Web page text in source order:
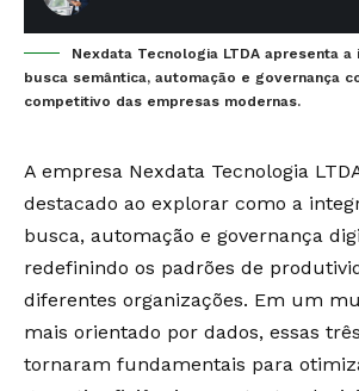
Nexdata Tecnologia LTDA apresenta
busca semântica, automação e governança
competitivo das empresas modernas.
A empresa Nexdata Tecnologia
destacado ao explorar como a
busca, automação e governança
redefinindo os padrões de
diferentes organizações. Em um
mais orientado por dados, essas
tornaram fundamentais para